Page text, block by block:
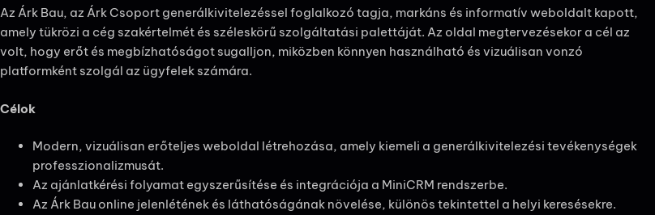
Az Árk Bau, az Árk Csoport generálkivitelezéssel foglalkozó tagja, markáns és informatív weboldalt kapott,
amely tükrözi a cég szakértelmét és széleskörű szolgáltatási palettáját. Az oldal megtervezésekor a cél az
volt, hogy erőt és megbízhatóságot sugalljon, miközben könnyen használható és vizuálisan vonzó
platformként szolgál az ügyfelek számára.
Célok
Modern, vizuálisan erőteljes weboldal létrehozása, amely kiemeli a generálkivitelezési tevékenységek
professzionalizmusát.
Az ajánlatkérési folyamat egyszerűsítése és integrációja a MiniCRM rendszerbe.
Az Árk Bau online jelenlétének és láthatóságának növelése, különös tekintettel a helyi keresésekre.